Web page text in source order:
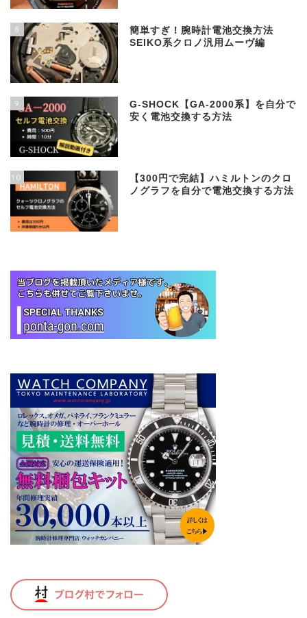
8
簡単すぎ！腕時計電池交換方法
SEIKO系クロノ汎用ムーヴ編
9
G-SHOCK【GA-2000系】を自分で
安く電池交換する方法
10
【300円で完結】ハミルトンのクロ
ノグラフを自分で電池交換する方法